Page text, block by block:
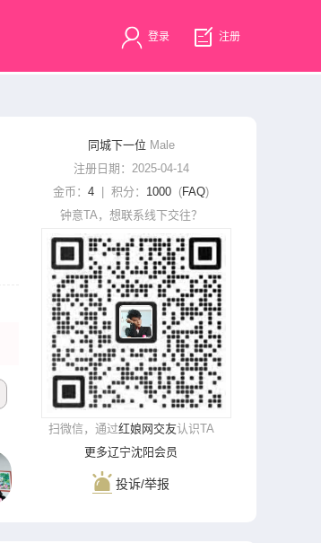
登录 注册
同城下一位 Male
注册日期：2025-04-14
金币： 4 | 积分： 1000 (FAQ)
钟意TA，想联系线下交往？
扫微信，通过红娘网交友认识TA
更多辽宁沈阳会员
投诉/举报